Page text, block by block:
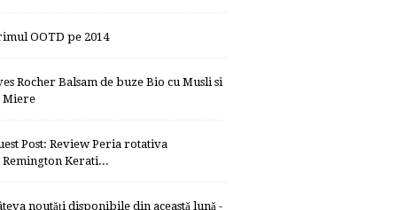
OOTD pe 2014
Rocher Balsam de buze Bio cu Musli si
Miere
Post: Review Peria rotativa
Remington Kerati...
noutăți disponibile din această lună -